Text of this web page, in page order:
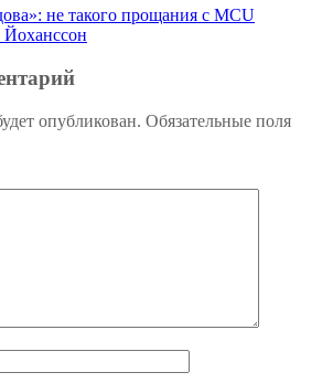
не такого прощания с MCU
Йоханссон
опубликован. Обязательные поля